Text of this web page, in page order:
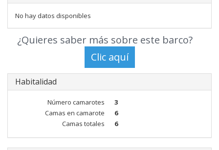
No hay datos disponibles
¿Quieres saber más sobre este barco?
Habitalidad
Número camarotes
3
Camas en camarote
6
Camas totales
6